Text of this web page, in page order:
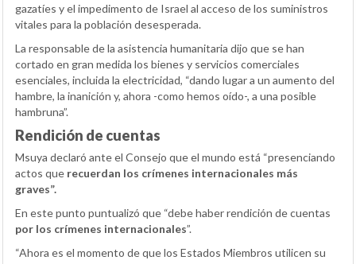
gazatíes y el impedimento de Israel al acceso de los suministros
vitales para la población desesperada.
La responsable de la asistencia humanitaria dijo que se han
cortado en gran medida los bienes y servicios comerciales
esenciales, incluida la electricidad, “dando lugar a un aumento del
hambre, la inanición y, ahora -como hemos oído-, a una posible
hambruna”.
Rendición de cuentas
Msuya declaró ante el Consejo que el mundo está “presenciando
actos que recuerdan los crímenes internacionales más
graves”.
En este punto puntualizó que “debe haber rendición de cuentas
por los crímenes internacionales”.
“Ahora es el momento de que los Estados Miembros utilicen su